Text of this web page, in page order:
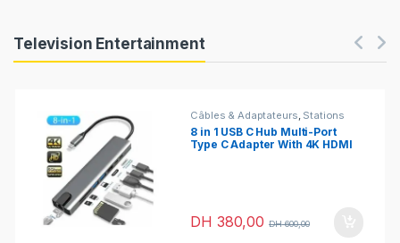
Products Carousel
Television Entertainment
Câbles & Adaptateurs, Stations
d’accueil & Hubs USB
8 in 1 USB C Hub Multi-Port
Type C Adapter With 4K HDMI
DH 380,00 DH600,00